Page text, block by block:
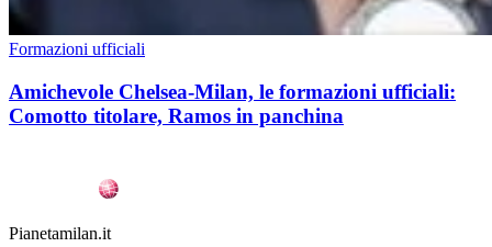
Formazioni ufficiali
Amichevole Chelsea-Milan, le formazioni ufficiali:
Comotto titolare, Ramos in panchina
Pianetamilan.it